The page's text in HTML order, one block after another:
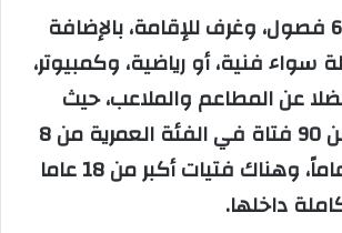
وتضم الدار عدد 6 فصول، وغرف للإقامة، بالإضافة
سواء فنية، أو رياضية، وكمبيوتر،
عن المطاعم والملاعب، حيث
تسع لما يقرب من 90 فتاة في الفئة العمرية من 8
سنوات إلى 18 عاماً، وهناك فتيات أكبر من 18 عاما
داخلها.